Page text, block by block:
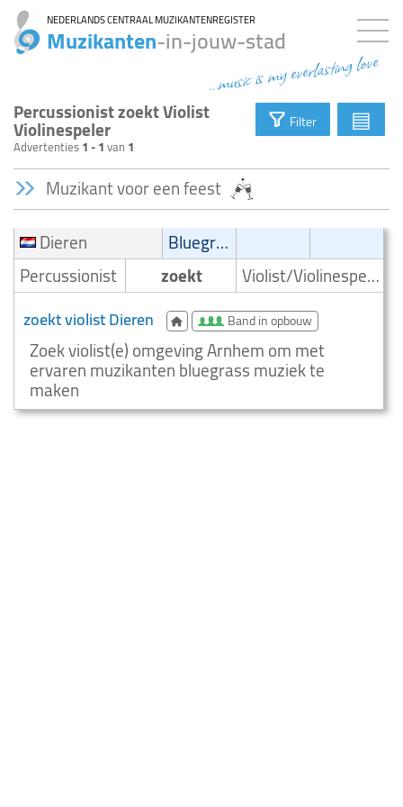
NEDERLANDS CENTRAAL MUZIKANTENREGISTER
Muzikanten-in-jouw-stad
...music is my everlasting love
Percussionist zoekt Violist
Violinespeler
Advertenties1 - 1van 1
Filter ▤
Muzikant voor een feest
Dieren
Bluegrass
Percussionist
zoekt Violist/Violinespeler
zoekt violist Dieren Band in opbouw
Zoek violist(e) omgeving Arnhem om met
ervaren muzikanten bluegrass muziek te
maken